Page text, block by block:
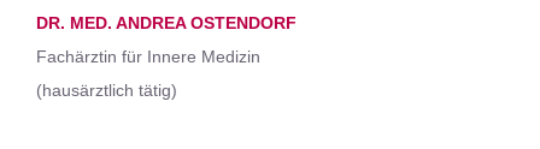
DR. MED. ANDREA OSTENDORF
Fachärztin für Innere Medizin
(hausärztlich tätig)